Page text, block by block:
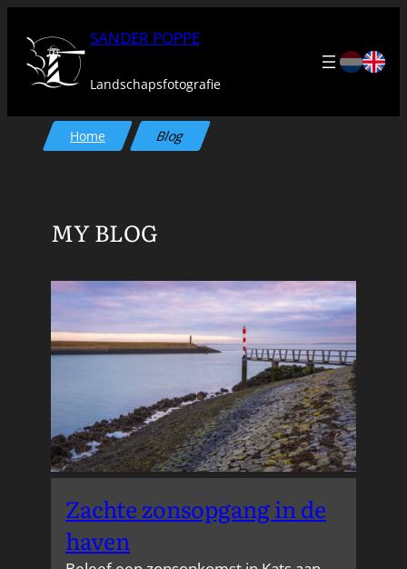
naar
inhoud
SANDER POPPE
Landschapsfotografie
Home Blog
MY BLOG
Zachte zonsopgang in de
haven